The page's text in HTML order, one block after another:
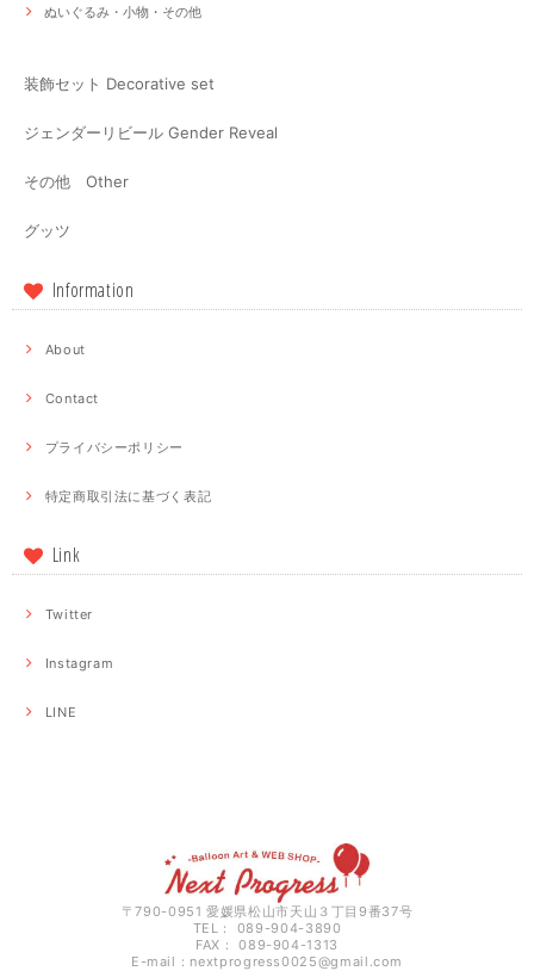
ぬいぐるみ・小物・その他
装飾セット Decorative set
ジェンダーリビール Gender Reveal
その他 Other
グッツ
Information
About
Contact
プライバシーポリシー
特定商取引法に基づく表記
Link
Twitter
Instagram
LINE
〒790-0951 愛媛県松山市天山３丁目9番37号
TEL： 089-904-3890
FAX： 089-904-1313
E-mail： nextprogress0025@gmail.com